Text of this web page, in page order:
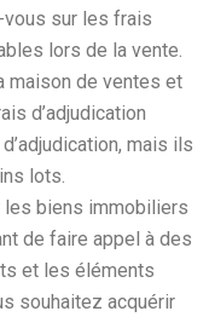
vous sur les frais
lors de la vente.
maison de ventes et
d’adjudication
mais ils
lots.
les biens immobiliers
de faire appel à des
et les éléments
souhaitez acquérir